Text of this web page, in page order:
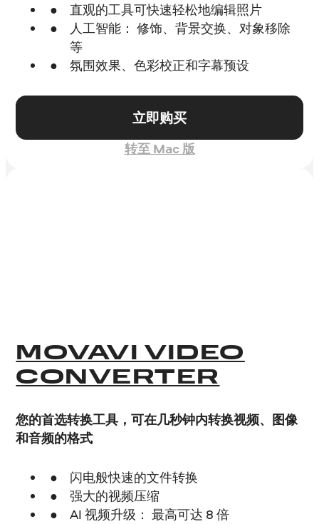
直观的工具可快速轻松地编辑照片
人工智能： 修饰、背景交换、对象移除
等
氛围效果、色彩校正和字幕预设
立即购买
转至 Mac 版
MOVAVI VIDEO
CONVERTER
您的首选转换工具，可在几秒钟内转换视频、图像
和音频的格式
闪电般快速的文件转换
强大的视频压缩
AI 视频升级： 最高可达 8 倍